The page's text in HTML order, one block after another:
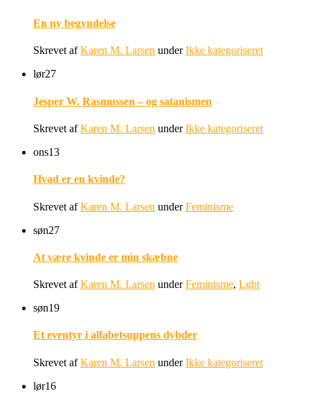
En ny begyndelse
Skrevet afKaren M. Larsen underIkke kategoriseret
lør27
Jesper W. Rasmussen – og satanismen
Skrevet afKaren M. Larsen underIkke kategoriseret
ons13
Hvad er en kvinde?
Skrevet afKaren M. Larsen underFeminisme
søn27
At være kvinde er min skæbne
Skrevet afKaren M. Larsen underFeminisme, Lgbt
søn19
Et eventyr i alfabetsuppens dybder
Skrevet afKaren M. Larsen underIkke kategoriseret
lør16